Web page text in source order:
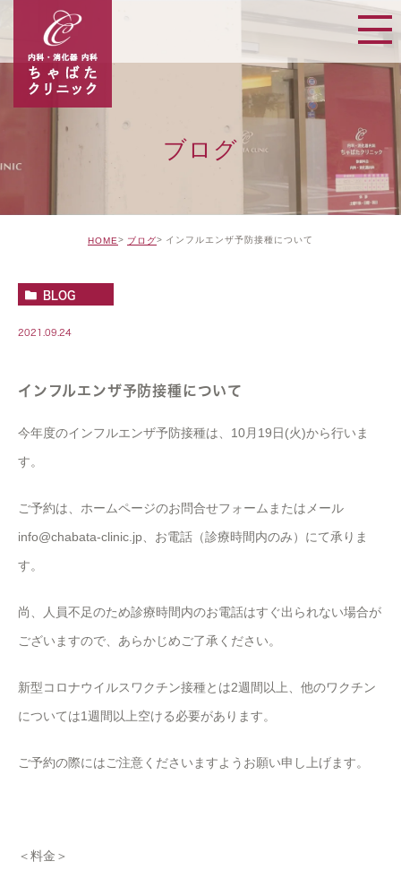
ブログ
HOME ブログ インフルエンザ予防接種について
BLOG
2021.09.24
インフルエンザ予防接種について
今年度のインフルエンザ予防接種は、10月19日(火)から行いま
す。
ご予約は、ホームページのお問合せフォームまたはメール
info@chabata-clinic.jp、お電話（診療時間内のみ）にて承りま
す。
尚、人員不足のため診療時間内のお電話はすぐ出られない場合が
ございますので、あらかじめご了承ください。
新型コロナウイルスワクチン接種とは2週間以上、他のワクチン
については1週間以上空ける必要があります。
ご予約の際にはご注意くださいますようお願い申し上げます。
＜料金＞